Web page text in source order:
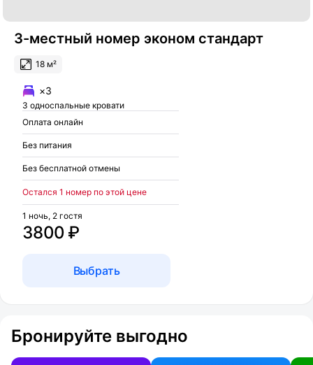
3-местный номер эконом стандарт
18 м²
×3
3 односпальные кровати
Оплата онлайн
Без питания
Без бесплатной отмены
Остался 1 номер по этой цене
3800 ₽
1 ночь, 2 гостя
Выбрать
Бронируйте выгодно